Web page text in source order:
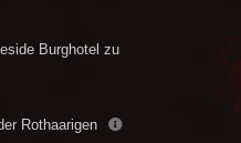
Burghotel zu
Rothaarigen